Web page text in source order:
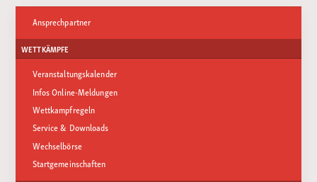
Ansprechpartner
WETTKÄMPFE
Veranstaltungskalender
Infos Online-Meldungen
Wettkampfregeln
Service & Downloads
Wechselbörse
Startgemeinschaften